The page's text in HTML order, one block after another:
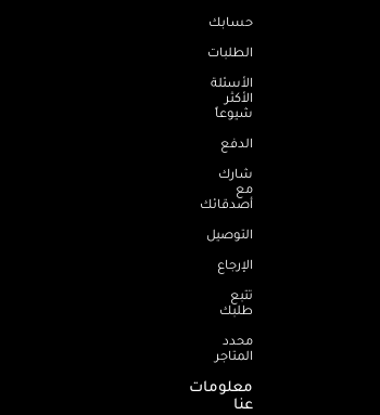
حسابك
الطلبات
الأسئلة
الأكثر
شيوعاً
الدفع
شارك
مع
أصدقائك
التوصيل
الإرجاع
تتبع
طلبك
محدد
المتاجر
معلومات
عنا